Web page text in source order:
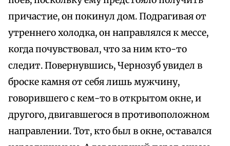
причастие, он покинул дом. Подрагивая от
утреннего холодка, он направлялся к мессе,
когда почувствовал, что за ним кто-то
следит. Повернувшись, Чернозуб увидел в
броске камня от себя лишь мужчину,
говорившего с кем-то в открытом окне, и
другого, двигавшегося в противоположном
направлении. Тот, кто был в окне, оставался